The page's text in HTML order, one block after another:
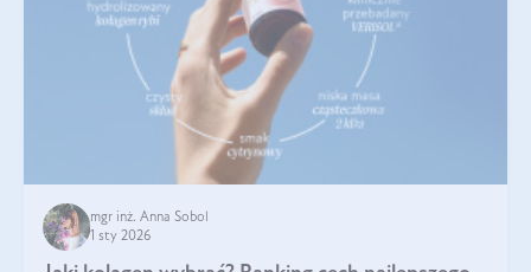
mgr inż. Anna Sobol
1 sty 2026